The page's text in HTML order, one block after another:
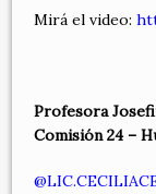
Mirá el video:
Profesora
Comisión 24 –